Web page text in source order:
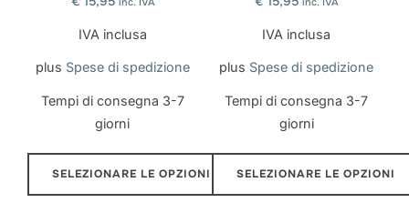
del
del
IVA inclusa
plus Spese di spedizione
Tempi di consegna 3-7
giorni
SELEZIONARE LE OPZIONI
IVA inclusa
plus Spese di spedizione
Tempi di consegna 3-7
giorni
SELEZIONARE LE OPZIONI